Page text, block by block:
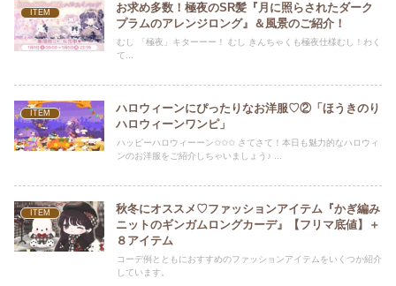
ITEM
お求め多数！極夜のSR髪『月に照らされたダーク
プラムのアレンジロング』＆風景のご紹介！
むし 「極夜」キターーー！ むし きんちゃくも極夜仕様むし！わく
て...
ITEM
ハロウィーンにぴったりなお洋服♡②「ほうきのり
ハロウィーンワンピ」
ハッピーハロウィーーン✩✩✩ さてさて！本日も魅力的なハロウィ
ンのお洋服をご紹介しちゃいましょう♪ ...
ITEM
秋冬にオススメ♡ファッションアイテム『かぎ編み
ニットのギンガムロングカーデ』【フリマ底値】＋
８アイテム
コーデ例とともにおすすめのファッションアイテムをいくつか紹介
しています。